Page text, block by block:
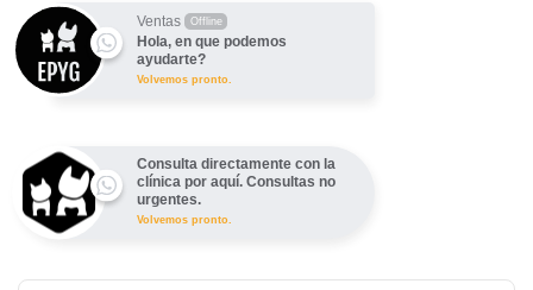
Ventas Offline
Hola, en que podemos
ayudarte?
Volvemos pronto.
Consulta directamente con la
clínica por aquí. Consultas no
urgentes.
Volvemos pronto.